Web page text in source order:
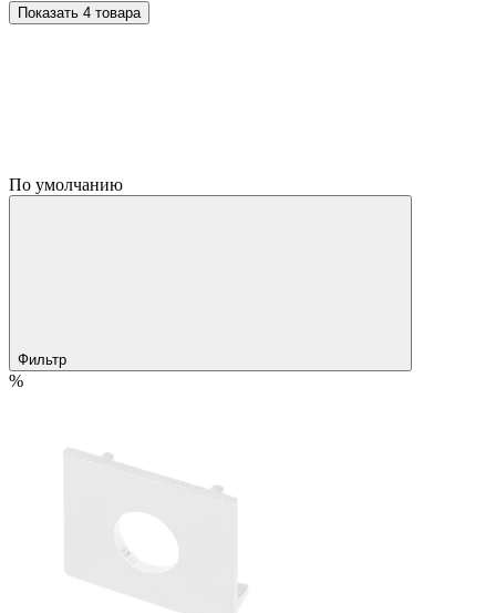
Показать 4 товара
По умолчанию
Фильтр
%